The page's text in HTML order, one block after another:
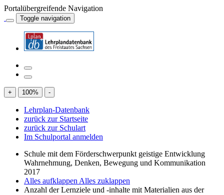
Portalübergreifende Navigation
Toggle navigation
+ 100% -
Lehrplan-Datenbank
zurück zur Startseite
zurück zur Schulart
Im Schulportal anmelden
Schule mit dem Förderschwerpunkt geistige Entwicklung
Wahrnehmung, Denken, Bewegung und Kommunikation
2017
Alles aufklappen Alles zuklappen
Anzahl der Lernziele und -inhalte mit Materialien aus der